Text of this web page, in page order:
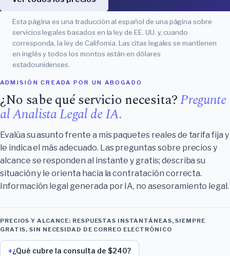
Esta página es una traducción al español de una página sobre
servicios legales basados en la ley de EE. UU. y, cuando
corresponda, la ley de California. Las citas legales se mantienen
en inglés y todos los montos están en dólares
estadounidenses.
ADMISIÓN CREADA POR UN ABOGADO
¿No sabe qué servicio necesita?Pregunte
al Analista Legal de IA.
Evalúa su asunto frente a mis paquetes reales de tarifa fija y
le indica el más adecuado. Las preguntas sobre precios y
alcance se responden al instante y gratis; describa su
situación y le orienta hacia la contratación correcta.
Información legal generada por IA, no asesoramiento legal.
PRECIOS Y ALCANCE: RESPUESTAS INSTANTÁNEAS, SIEMPRE
GRATIS, SIN NECESIDAD DE CORREO ELECTRÓNICO
¿Qué cubre la consulta de $240?